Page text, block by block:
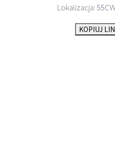
Lokalizacja:
KOPIUJ